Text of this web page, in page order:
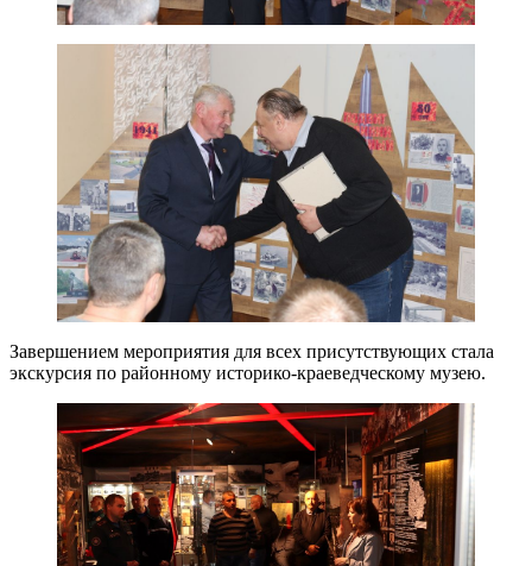
Завершением мероприятия для всех присутствующих стала
экскурсия по районному историко-краеведческому музею.